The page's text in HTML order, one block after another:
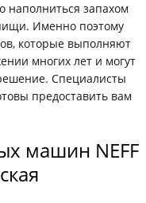
наполниться запахом
Именно поэтому
которые выполняют
многих лет и могут
Специалисты
предоставить вам
машин NEFF